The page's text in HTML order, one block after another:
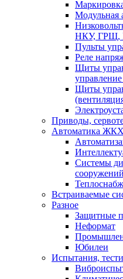
Модульная
НКУ, ГРЩ,
Пульты
Реле
Щиты
Щиты
Приводы,
Автоматика ЖКХ
Системы
сооружений
Встраиваемые
Разное
Защитные
Неформат
Юбилеи
Испытания,